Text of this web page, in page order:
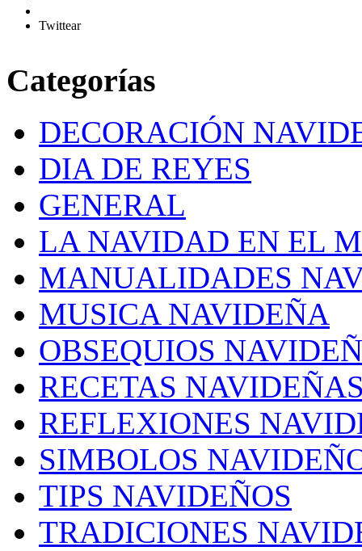
Twittear
Categorías
DECORACIÓN
DIA DE REYES
GENERAL
LA NAVIDAD EN EL
MANUALIDADES
MUSICA NAVIDEÑA
OBSEQUIOS
RECETAS
REFLEXIONES
SIMBOLOS
TIPS NAVIDEÑOS
TRADICIONES